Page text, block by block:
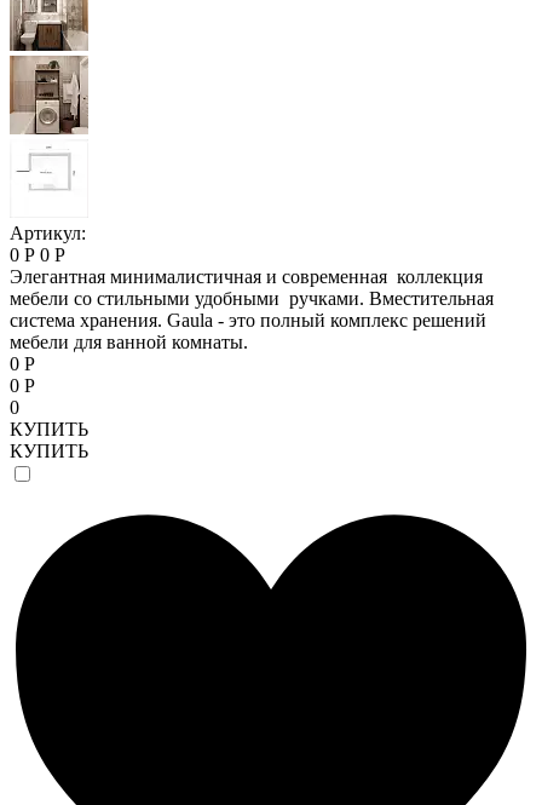
Артикул:
0 Р 0 Р
Элегантная минималистичная и современная коллекция
мебели со стильными удобными ручками. Вместительная
система хранения. Gaula - это полный комплекс решений
мебели для ванной комнаты.
0 Р
0 Р
0
КУПИТЬ
КУПИТЬ